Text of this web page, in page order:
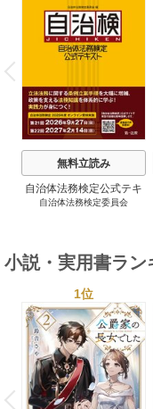
P
r
e
i
o
u
s
無料立読み
自治体法務検定公式テキ
スト 政策法務編 ２０
自治体法務検定委員会
小説・実用書ラン
P
r
e
v
i
o
u
s
1位